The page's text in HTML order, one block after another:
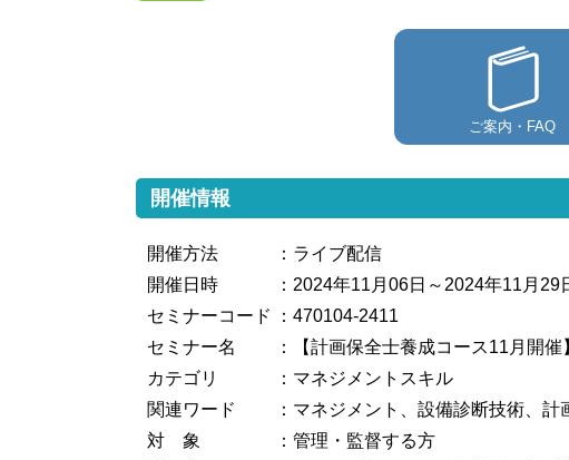
ご案内・FAQ
開催情報
開催方法
：ライブ配信
開催日時
：2024年11月06日～2024年11月29
セミナーコード
：470104-2411
セミナー名
：【計画保全士養成コース11月開催
カテゴリ
：マネジメントスキル
関連ワード
：マネジメント、設備診断技術、計
対 象
：管理・監督する方